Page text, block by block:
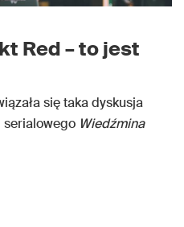
Red – to jest
się taka dyskusja
Wiedźmina